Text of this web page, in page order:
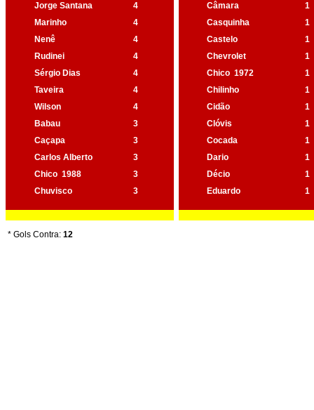
Jorge Santana
4 Câmara
1
Marinho
4 Casquinha
1
Nenê
4 Castelo
1
Rudinei
4 Chevrolet
1
Sérgio Dias
4 Chico 1972
1
Taveira
4 Chilinho
1
Wilson
4 Cidão
1
Babau
3 Clóvis
1
Caçapa
3 Cocada
1
Carlos Alberto
3 Dario
1
Chico 1988 3 Décio
1
Chuvisco
3 Eduardo 1
* Gols Contra: 12